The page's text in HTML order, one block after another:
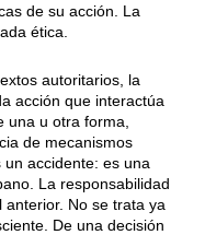
de su acción. La
ética.
autoritarios, la
acción que interactúa
una u otra forma,
de mecanismos
accidente: es una
La responsabilidad
No se trata ya
De una decisión